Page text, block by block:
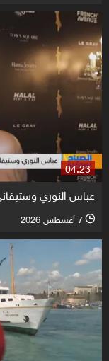
04:23
عباس النوري
l 7 أغسطس 2026